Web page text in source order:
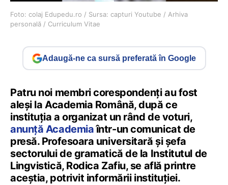
Foto: colaj Edupedu.ro / Sursa: capturi Youtube / Arhiva
personală / Curriculum Vitae
Adaugă-ne ca sursă preferată în Google
Patru noi membri corespondenți au fost
aleși la Academia Română, după ce
instituția a organizat un rând de voturi,
anunță Academiaîntr-un comunicat de
presă. Profesoara universitară și șefa
sectorului de gramatică de la Institutul de
Lingvistică, Rodica Zafiu, se află printre
aceștia, potrivit informării instituției.